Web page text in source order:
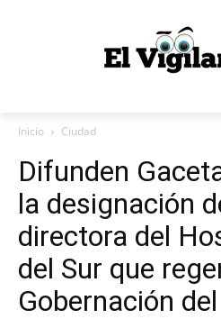
Inicio Ciudad
Difunden
la designación
directora del
del Sur que
Gobernación